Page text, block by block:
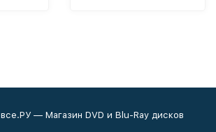
— Магазин DVD и Blu-Ray дисков